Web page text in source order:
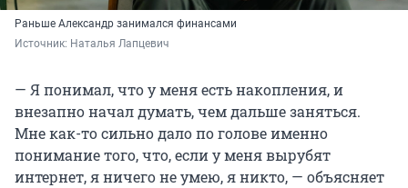
Раньше Александр занимался финансами
Источник: Наталья Лапцевич
— Я понимал, что у меня есть накопления, и
внезапно начал думать, чем дальше заняться.
Мне как-то сильно дало по голове именно
понимание того, что, если у меня вырубят
интернет, я ничего не умею, я никто, — объясняет